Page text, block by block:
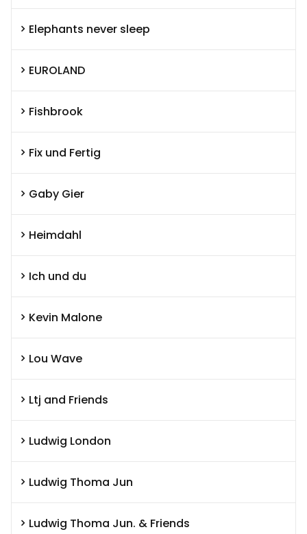
Elephants never sleep
EUROLAND
Fishbrook
Fix und Fertig
Gaby Gier
Heimdahl
Ich und du
Kevin Malone
Lou Wave
Ltj and Friends
Ludwig London
Ludwig Thoma Jun
Ludwig Thoma Jun. & Friends